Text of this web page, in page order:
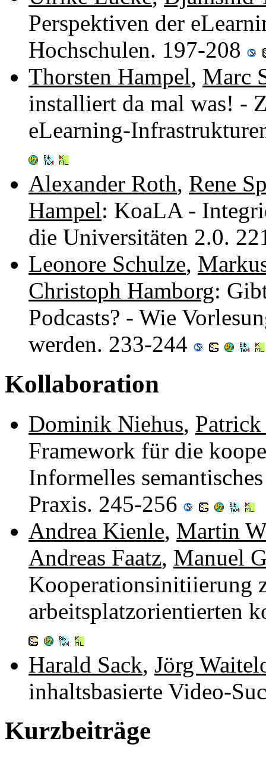
Perspektiven der
Hochschulen. 197-208
Thorsten Hampel, Marc
installiert da mal was! -
eLearning-
Alexander Roth, Rene
Hampel: KoaLA -
die Universitäten 2.0.
Leonore Schulze,
Christoph Hamborg:
Podcasts? - Wie
werden. 233-244
Kollaboration
Dominik Niehus,
Framework für die
Informelles
Praxis. 245-256
Andrea Kienle, Martin
Andreas Faatz, Manuel
Kooperationsinitiierung
arbeitsplatzorientierten
Harald Sack, Jörg
inhaltsbasierte Video-
Kurzbeiträge